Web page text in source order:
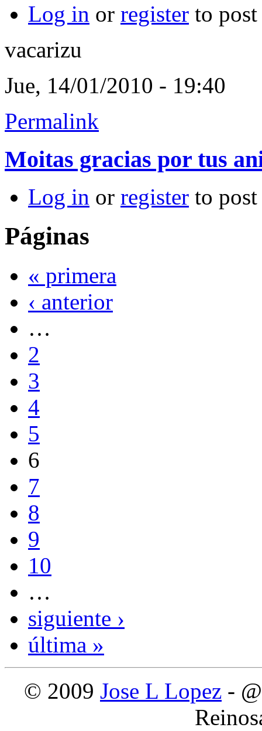
Log in or register to
vacarizu
Jue, 14/01/2010 - 19:40
Permalink
Moitas gracias por tus
Log in or register to
Páginas
« primera
‹ anterior
…
2
3
4
5
6
7
8
9
10
…
siguiente ›
última »
© 2009 Jose L Lopez -